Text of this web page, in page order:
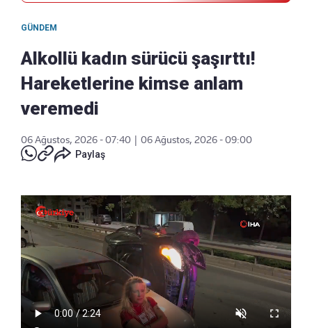
GÜNDEM
Alkollü kadın sürücü şaşırttı!
Hareketlerine kimse anlam
veremedi
06 Ağustos, 2026 - 07:40
06 Ağustos, 2026 - 09:00
Paylaş